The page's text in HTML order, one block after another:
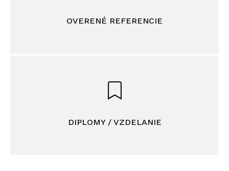
OVERENÉ REFERENCIE
DIPLOMY / VZDELANIE